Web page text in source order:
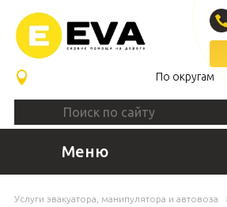
По округам
Меню
Услуги эвакуатора, манипулятора и автовоза